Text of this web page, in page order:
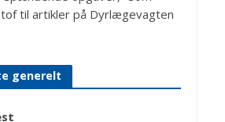
til artikler på Dyrlægevagten
generelt